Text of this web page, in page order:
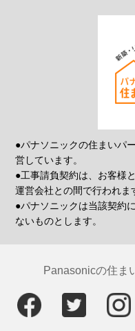
●パナソニックの住まいパ
営しています。
●工事請負契約は、お客様
運営会社との間で行われま
●パナソニックは当該契約
ないものとします。
Panasonicの住ま